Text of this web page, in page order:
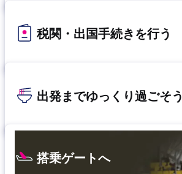
税関・出国手続きを行う
出発までゆっくり過ごそう
搭乗ゲートへ